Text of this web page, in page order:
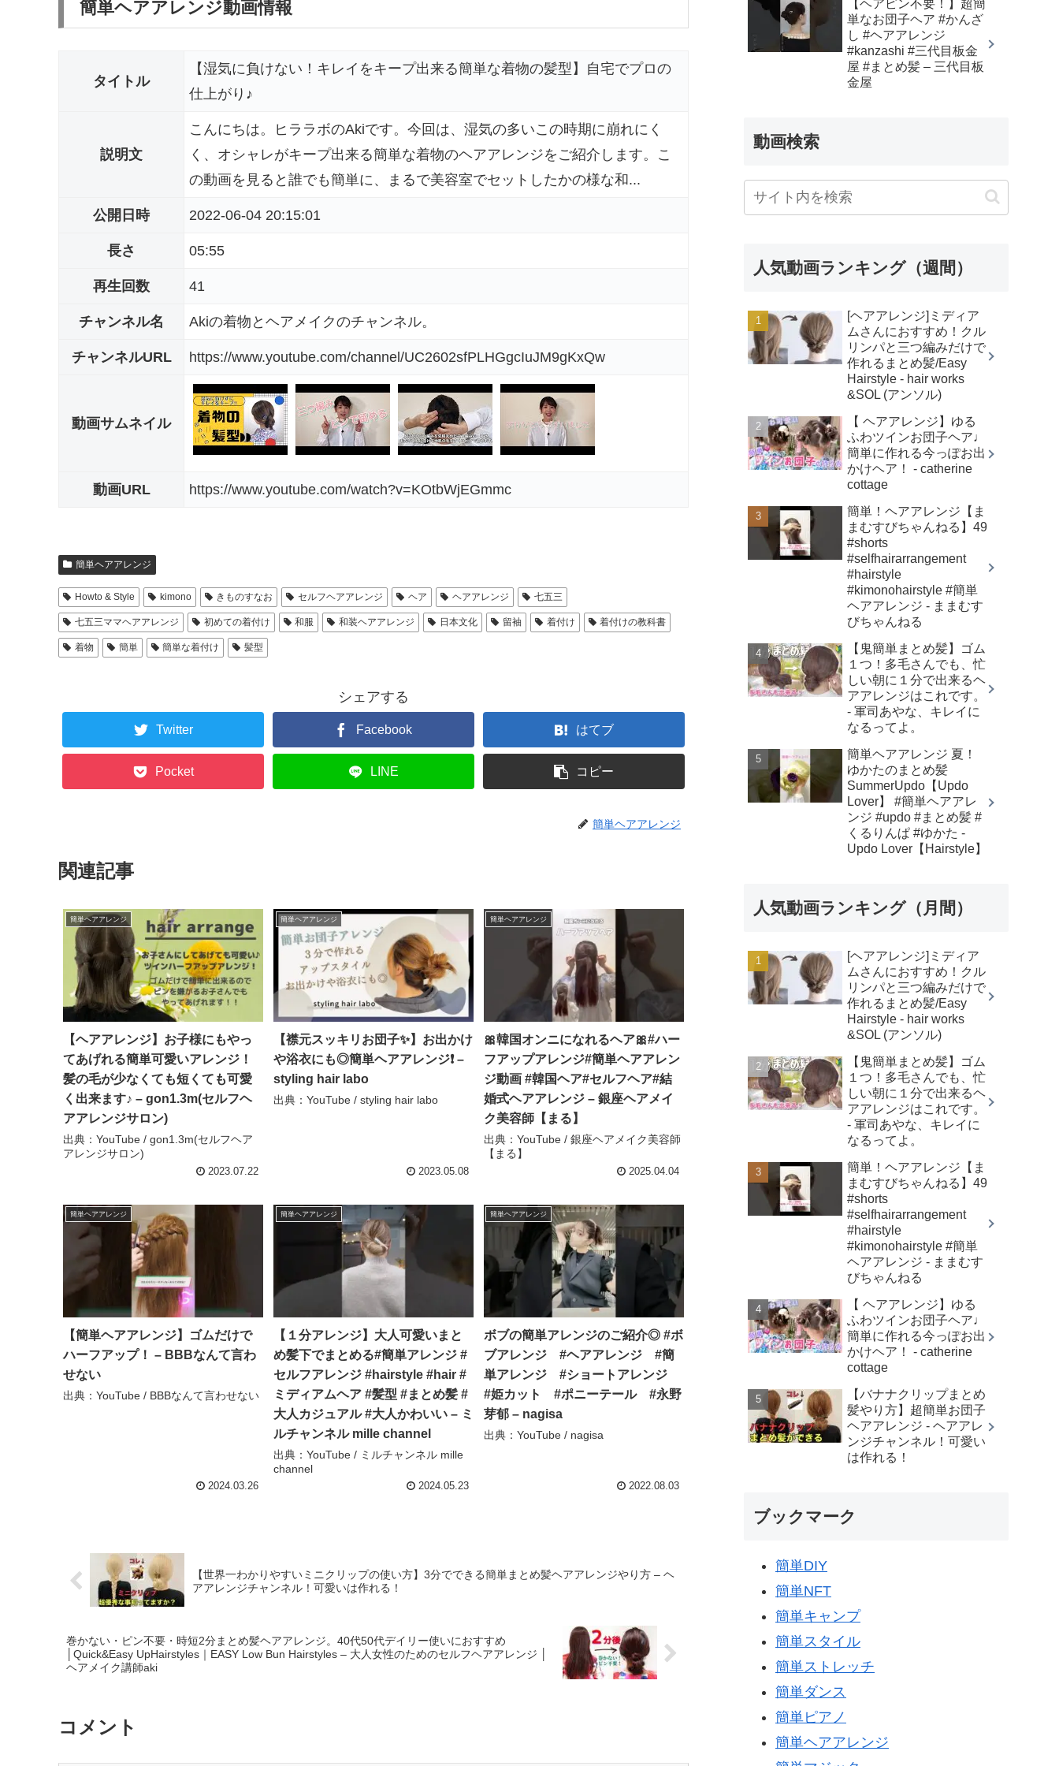
簡単ヘアアレンジ動画情報
タイトル
【湿気に負けない！キレイをキープ出来る簡単な着物の髪型】自宅でプロの
仕上がり♪
説明文
こんにちは。ヒララボのAkiです。今回は、湿気の多いこの時期に崩れにく
く、オシャレがキープ出来る簡単な着物のヘアアレンジをご紹介します。こ
の動画を見ると誰でも簡単に、まるで美容室でセットしたかの様な和...
公開日時 2022-06-04 20:15:01
長さ 05:55
再生回数 41
チャンネル名 Akiの着物とヘアメイクのチャンネル。
チャンネルURL https://www.youtube.com/channel/UC2602sfPLHGgcIuJM9gKxQw
動画サムネイル
動画URL https://www.youtube.com/watch?v=KOtbWjEGmmc
簡単ヘアアレンジ
Howto & Style kimono きものすなお セルフヘアアレンジ ヘア ヘアアレンジ 七五三
七五三ママヘアアレンジ 初めての着付け 和服 和装ヘアアレンジ 日本文化 留袖 着付け 着付けの教科書
着物 簡単 簡単な着付け 髪型
シェアする
Twitter Facebook はてブ
Pocket LINE コピー
簡単ヘアアレンジ
関連記事
簡単ヘアアレンジ
【ヘアアレンジ】お子様にもやっ
てあげれる簡単可愛いアレンジ！
髪の毛が少なくても短くても可愛
く出来ます♪ – gon1.3m(セルフヘ
アアレンジサロン)
出典：YouTube / gon1.3m(セルフヘア
アレンジサロン)
2023.07.22
簡単ヘアアレンジ
【襟元スッキリお団子✨】お出かけ
や浴衣にも◎簡単ヘアアレンジ❗️ –
styling hair labo
出典：YouTube / styling hair labo
2023.05.08
簡単ヘアアレンジ
🎀韓国オンニになれるヘア🎀#ハー
フアップアレンジ#簡単ヘアアレン
ジ動画 #韓国ヘア#セルフヘア#結
婚式ヘアアレンジ – 銀座ヘアメイ
ク美容師【まる】
出典：YouTube / 銀座ヘアメイク美容師
【まる】
2025.04.04
簡単ヘアアレンジ
【簡単ヘアアレンジ】ゴムだけで
ハーフアップ！ – BBBなんて言わ
せない
出典：YouTube / BBBなんて言わせない
2024.03.26
簡単ヘアアレンジ
【１分アレンジ】大人可愛いまと
め髪下でまとめる#簡単アレンジ #
セルフアレンジ #hairstyle #hair #
ミディアムヘア #髪型 #まとめ髪 #
大人カジュアル #大人かわいい – ミ
ルチャンネル mille channel
出典：YouTube / ミルチャンネル mille
channel
2024.05.23
簡単ヘアアレンジ
ボブの簡単アレンジのご紹介◎ #ボ
ブアレンジ #ヘアアレンジ #簡
単アレンジ #ショートアレンジ
#姫カット #ポニーテール #永野
芽郁 – nagisa
出典：YouTube / nagisa
2022.08.03
【世界一わかりやすいミニクリップの使い方】3分でできる簡単まとめ髪ヘアアレンジやり方 – ヘ
アアレンジチャンネル！可愛いは作れる！
巻かない・ピン不要・時短2分まとめ髪ヘアアレンジ。40代50代デイリー使いにおすすめ
│Quick&Easy UpHairstyles｜EASY Low Bun Hairstyles – 大人女性のためのセルフヘアアレンジ │
ヘアメイク講師aki
コメント
【ヘアピン不要！】超簡
単なお団子ヘア #かんざ
し #ヘアアレンジ
#kanzashi #三代目板金
屋 #まとめ髪 – 三代目板
金屋
動画検索
人気動画ランキング（週間）
[ヘアアレンジ]ミディア
ムさんにおすすめ！クル
リンパと三つ編みだけで
作れるまとめ髪/Easy
Hairstyle - hair works
&SOL (アンソル)
【 ヘアアレンジ】ゆる
ふわツインお団子ヘア♩
簡単に作れる今っぽお出
かけヘア！ - catherine
cottage
簡単！ヘアアレンジ【ま
まむすびちゃんねる】49
#shorts
#selfhairarrangement
#hairstyle
#kimonohairstyle #簡単
ヘアアレンジ - ままむす
びちゃんねる
【鬼簡単まとめ髪】ゴム
１つ！多毛さんでも、忙
しい朝に１分で出来るヘ
アアレンジはこれです。
- 軍司あやな、キレイに
なるってよ。
簡単ヘアアレンジ 夏！
ゆかたのまとめ髪
SummerUpdo【Updo
Lover】 #簡単ヘアアレ
ンジ #updo #まとめ髪 #
くるりんぱ #ゆかた -
Updo Lover【Hairstyle】
人気動画ランキング（月間）
[ヘアアレンジ]ミディア
ムさんにおすすめ！クル
リンパと三つ編みだけで
作れるまとめ髪/Easy
Hairstyle - hair works
&SOL (アンソル)
【鬼簡単まとめ髪】ゴム
１つ！多毛さんでも、忙
しい朝に１分で出来るヘ
アアレンジはこれです。
- 軍司あやな、キレイに
なるってよ。
簡単！ヘアアレンジ【ま
まむすびちゃんねる】49
#shorts
#selfhairarrangement
#hairstyle
#kimonohairstyle #簡単
ヘアアレンジ - ままむす
びちゃんねる
【 ヘアアレンジ】ゆる
ふわツインお団子ヘア♩
簡単に作れる今っぽお出
かけヘア！ - catherine
cottage
【バナナクリップまとめ
髪やり方】超簡単お団子
ヘアアレンジ - ヘアアレ
ンジチャンネル！可愛い
は作れる！
ブックマーク
簡単DIY
簡単NFT
簡単キャンプ
簡単スタイル
簡単ストレッチ
簡単ダンス
簡単ピアノ
簡単ヘアアレンジ